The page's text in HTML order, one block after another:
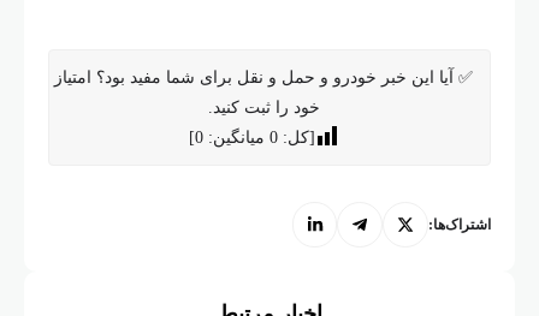
✅ آیا این خبر خودرو و حمل و نقل برای شما مفید بود؟ امتیاز
خود را ثبت کنید.
[کل:0 میانگین:0
]
اشتراک‌ها: